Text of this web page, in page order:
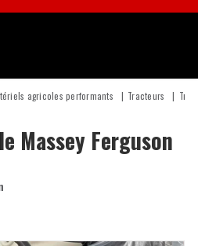
agricoles performants Tracteurs
Massey Ferguson